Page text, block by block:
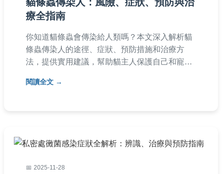
療全指南
你知道貓條蟲會傳染給人類嗎？本文深入解析貓
條蟲傳染人的途徑、症狀、預防措施和治療方
法，提供實用建議，幫助貓主人保護自己和寵物
閱讀全文
2025-11-28